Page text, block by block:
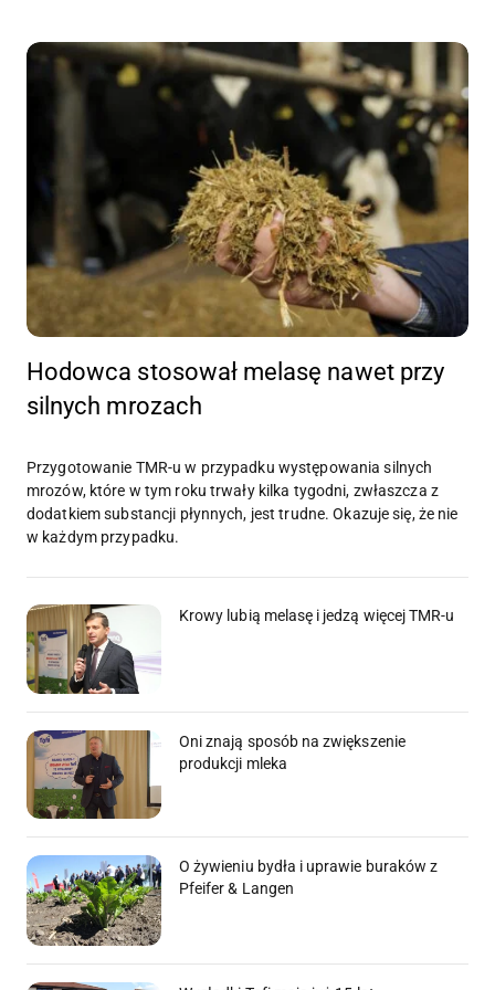
Hodowca stosował melasę nawet przy
silnych mrozach
Przygotowanie TMR-u w przypadku występowania silnych
mrozów, które w tym roku trwały kilka tygodni, zwłaszcza z
dodatkiem substancji płynnych, jest trudne. Okazuje się, że nie
w każdym przypadku.
Krowy lubią melasę i jedzą więcej TMR-u
Oni znają sposób na zwiększenie
produkcji mleka
O żywieniu bydła i uprawie buraków z
Pfeifer & Langen